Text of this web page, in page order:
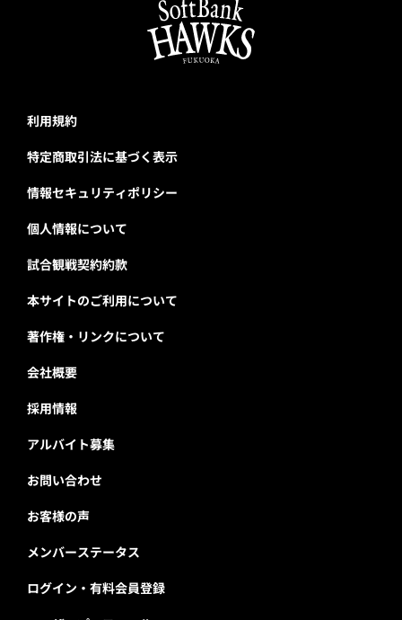
利用規約
特定商取引法に基づく表示
情報セキュリティポリシー
個人情報について
試合観戦契約約款
本サイトのご利用について
著作権・リンクについて
会社概要
採用情報
アルバイト募集
お問い合わせ
お客様の声
メンバーステータス
ログイン・有料会員登録